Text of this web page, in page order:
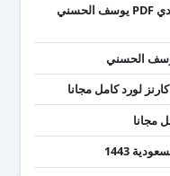
تحميل كتاب عقدك النفسية سجنك الأبدي PDF يوسف الحسني